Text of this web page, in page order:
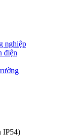
nghiệp
điện